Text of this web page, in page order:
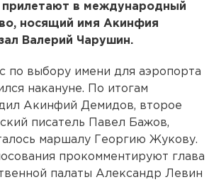
прилетают в международный
носящий имя Акинфия
Валерий Чарушин.
по выбору имени для аэропорта
накануне. По итогам
Акинфий Демидов, второе
писатель Павел Бажов,
маршалу Георгию Жукову.
прокомментируют глава
палаты Александр Левин